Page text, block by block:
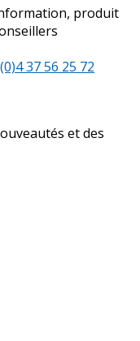
produit
37 56 25 72
et des